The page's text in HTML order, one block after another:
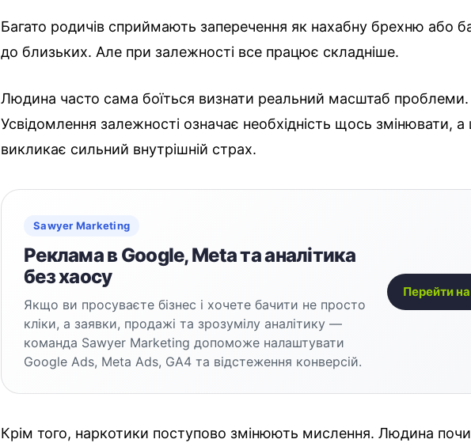
Багато родичів сприймають заперечення як нахабну брехню або
до близьких. Але при залежності все працює складніше.
Людина часто сама боїться визнати реальний масштаб проблеми.
Усвідомлення залежності означає необхідність щось змінювати, а
викликає сильний внутрішній страх.
Sawyer Marketing
Реклама в Google, Meta та аналітика
без хаосу
Якщо ви просуваєте бізнес і хочете бачити не просто
кліки, а заявки, продажі та зрозумілу аналітику —
команда Sawyer Marketing допоможе налаштувати
Google Ads, Meta Ads, GA4 та відстеження конверсій.
Перейти
Крім того, наркотики поступово змінюють мислення. Людина